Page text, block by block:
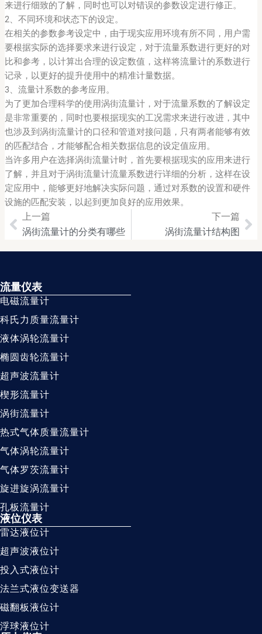
来进行细致的了解，同时也可以对错误的参数设定进行修正。
2、不同环境和状态下的设定。
在相关的参数参考设定中，由于现实应用环境有所不同，用户需
要根据实际的选择要求来进行设定，对于流量系数进行更好的对
比和参考，以计算出合理的设定数值，这样将流量计的系数进行
记录，以更好的提升使用中的精准计量数据。
3、流量计系数的参考应用。
为了更加合理科学的使用涡街流量计，对于流量系数的了解设定
是非常重要的，同时也要根据现实的工况需求来进行改进，其中
也涉及到涡街流量计的口径和管道对接问题，只有两者能够有效
的匹配结合，才能够配合相关数据信息的设定值应用。
当许多用户在选择涡街流量计时，首先要根据现实的应用来进行
了解，并且对于涡街流量计流量系数进行详细的分析，这样在设
定应用中，能够更好地解决实际问题，通过对系数的设置和硬件
设施的匹配安装，以起到更加良好的应用效果。
Prev
上一篇
涡街流量计的分类有哪些
下一篇
涡街流量计结构图
流量仪表
电磁流量计
科氏力质量流量计
液体涡轮流量计
椭圆齿轮流量计
超声波流量计
楔形流量计
涡街流量计
热式气体质量流量计
气体涡轮流量计
气体罗茨流量计
旋进旋涡流量计
孔板流量计
液位仪表
雷达液位计
超声波液位计
投入式液位计
法兰式液位变送器
磁翻板液位计
浮球液位计